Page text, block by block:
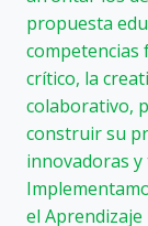
propuesta
competencias
crítico, la
colaborativo,
construir su
innovadoras y
el Aprendizaje